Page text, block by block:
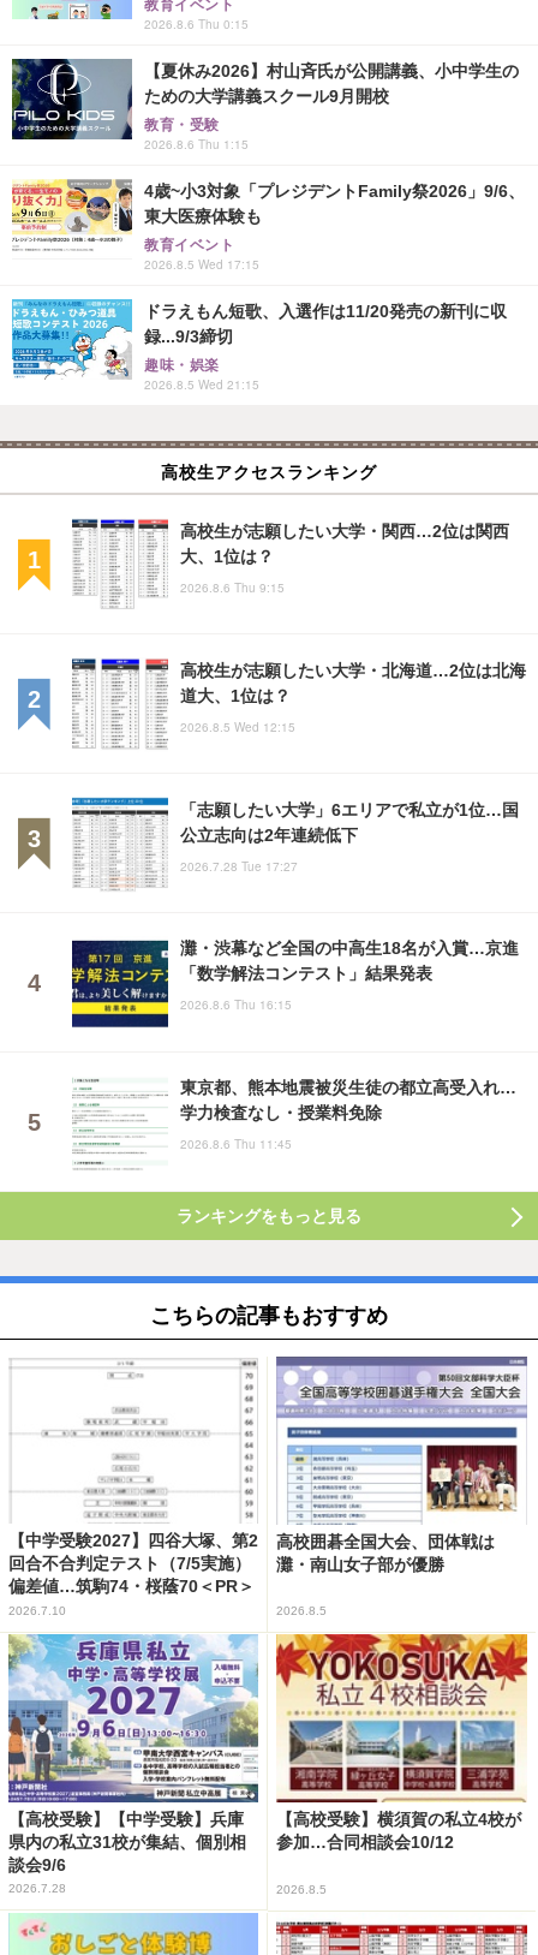
教育イベント
2026.8.6 Thu 0:15
【夏休み2026】村山斉氏が公開講義、小中学生の
ための大学講義スクール9月開校
教育・受験
2026.8.6 Thu 1:15
4歳~小3対象「プレジデントFamily祭2026」9/6、
東大医療体験も
教育イベント
2026.8.5 Wed 17:15
ドラえもん短歌、入選作は11/20発売の新刊に収
録...9/3締切
趣味・娯楽
2026.8.5 Wed 21:15
高校生アクセスランキング
高校生が志願したい大学・関西…2位は関西
大、1位は？
2026.8.6 Thu 9:15
高校生が志願したい大学・北海道…2位は北海
道大、1位は？
2026.8.5 Wed 12:15
「志願したい大学」6エリアで私立が1位…国
公立志向は2年連続低下
2026.7.28 Tue 17:27
灘・渋幕など全国の中高生18名が入賞…京進
「数学解法コンテスト」結果発表
2026.8.6 Thu 16:15
東京都、熊本地震被災生徒の都立高受入れ…
学力検査なし・授業料免除
2026.8.6 Thu 11:45
ランキングをもっと見る
こちらの記事もおすすめ
【中学受験2027】四谷大塚、第2
回合不合判定テスト（7/5実施）
偏差値…筑駒74・桜蔭70＜PR＞
2026.7.10
高校囲碁全国大会、団体戦は
灘・南山女子部が優勝
2026.8.5
【高校受験】【中学受験】兵庫
県内の私立31校が集結、個別相
談会9/6
2026.7.28
【高校受験】横須賀の私立4校が
参加…合同相談会10/12
2026.8.5